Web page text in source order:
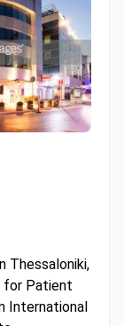
Thessaloniki,
for Patient
International